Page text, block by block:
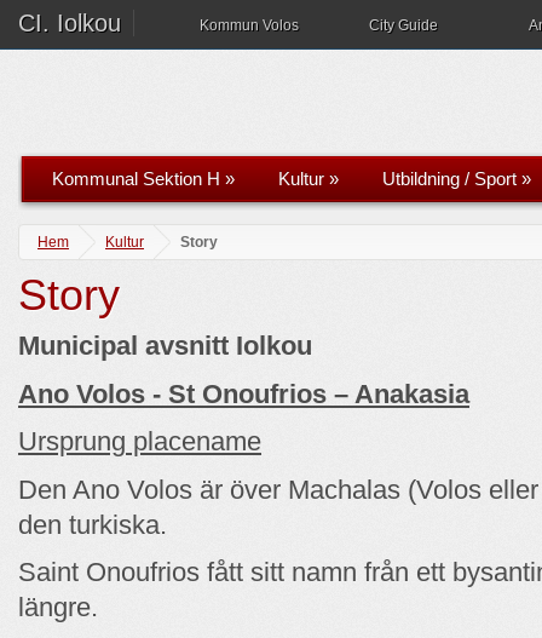
CI. Iolkou Kommun Volos City Guide
Kommunal Sektion H » Kultur » Utbildning / Sport »
Hem Kultur Story
Story
Municipal avsnitt Iolkou
Ano Volos - St Onoufrios – Anakasia
Ursprung placename
Den Ano Volos är över Machalas (Volos
den turkiska.
Saint Onoufrios fått sitt namn från ett
längre.